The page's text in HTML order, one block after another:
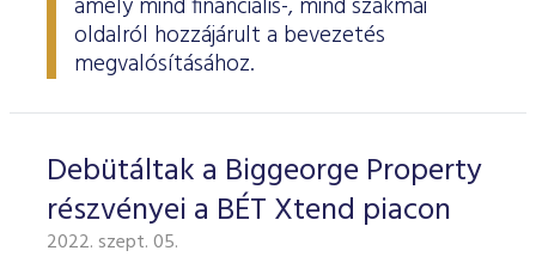
amely mind financiális-, mind szakmai
oldalról hozzájárult a bevezetés
megvalósításához.
Debütáltak a Biggeorge Property
részvényei a BÉT Xtend piacon
2022. szept. 05.